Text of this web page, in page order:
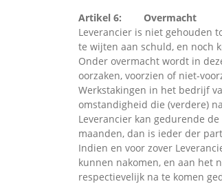
Artikel 6: Overmacht
Leverancier is niet gehouden
te wijten aan schuld, en noch
Onder overmacht wordt in
oorzaken, voorzien of niet-
Werkstakingen in het bedrijf
omstandigheid die (verdere)
Leverancier kan gedurende
maanden, dan is ieder der
Indien en voor zover
kunnen nakomen, en aan het
respectievelijk na te komen